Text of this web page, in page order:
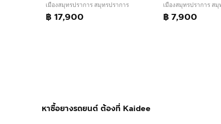
เมืองสมุทรปราการ สมุทรปราการ
฿ 17,900
เมืองสมุทรปราการ สมุ
฿ 7,900
หาซื้อยางรถยนต์ ต้องที่ Kaidee